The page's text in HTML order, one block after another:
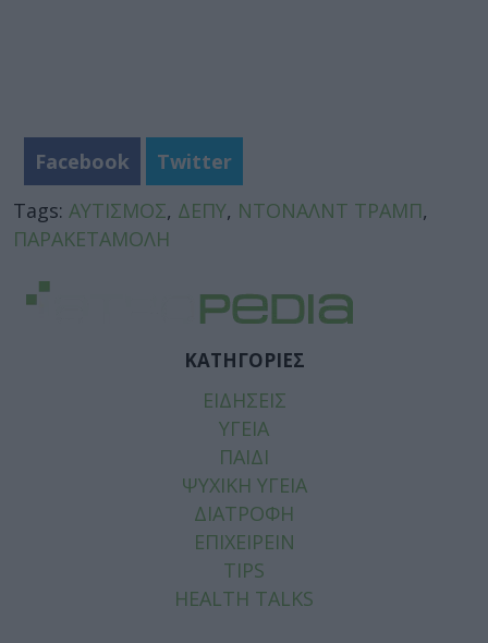
Facebook
Twitter
Tags: ΑΥΤΙΣΜΟΣ, ΔΕΠΥ, ΝΤΟΝΑΛΝΤ ΤΡΑΜΠ,
ΠΑΡΑΚΕΤΑΜΟΛΗ
ΚΑΤΗΓΟΡΙΕΣ
ΕΙΔΗΣΕΙΣ
ΥΓΕΙΑ
ΠΑΙΔΙ
ΨΥΧΙΚΗ ΥΓΕΙΑ
ΔΙΑΤΡΟΦΗ
ΕΠΙΧΕΙΡΕΙΝ
TIPS
HEALTH TALKS